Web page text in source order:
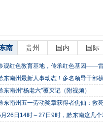
南 贵州 国内 国际
观红色教育基地，传承红色基因——
东南州最新人事动态！多名领导干
东南州“杨老六”覆灭记（附视频）
东南州五一劳动奖章获得者焦仙：救
26日14时～27日9时，黔东南这几